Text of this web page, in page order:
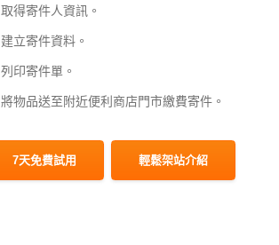
取得寄件人資訊。
建立寄件資料。
列印寄件單。
將物品送至附近便利商店門市繳費寄件。
7天免費試用 輕鬆架站介紹